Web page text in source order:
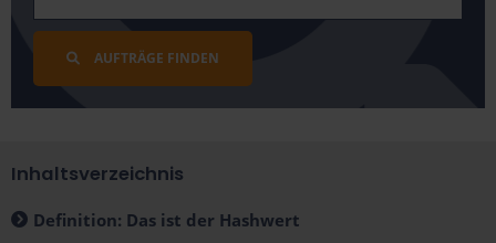
AUFTRÄGE FINDEN
Inhaltsverzeichnis
Definition: Das ist der Hashwert